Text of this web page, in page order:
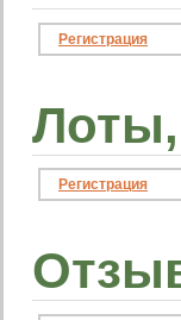
Регистрация
Регистрация